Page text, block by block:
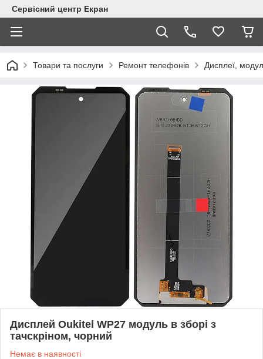
Сервісний центр Екран
Товари та послуги Ремонт телефонів Дисплеї,
Дисплей Oukitel WP27 модуль в зборі з
тачскріном, чорний
Немає в наявності